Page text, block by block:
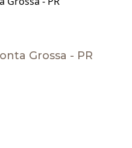
Grossa - PR